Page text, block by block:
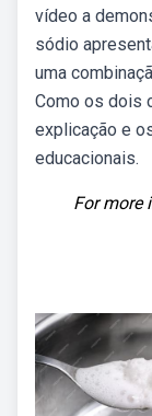
vídeo a
sódio
uma
Como os dois
explicação e
educacionais.
For more